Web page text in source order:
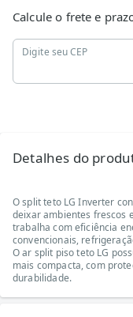
Calcule o frete e
Digite seu CEP
Detalhes do
O split teto LG Inverter
deixar ambientes frescos
trabalha com eficiência
convencionais,
O ar split piso teto LG
mais compacta, com
durabilidade.